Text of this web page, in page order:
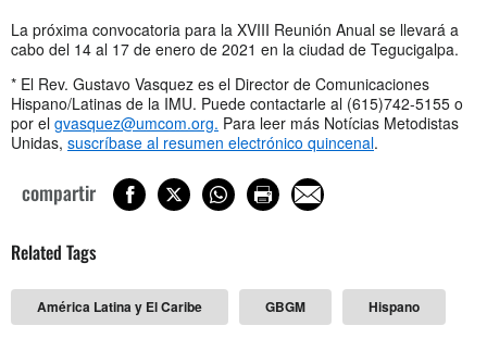
La próxima convocatoria para la XVIII Reunión Anual se llevará a
cabo del 14 al 17 de enero de 2021 en la ciudad de Tegucigalpa.
* El Rev. Gustavo Vasquez es el Director de Comunicaciones
Hispano/Latinas de la IMU. Puede contactarle al (615)742-5155 o
por el gvasquez@umcom.org. Para leer más Notícias Metodistas
Unidas, suscríbase al resumen electrónico quincenal.
compartir
Related Tags
América Latina y El Caribe GBGM Hispano